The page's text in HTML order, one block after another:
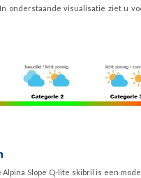
In onderstaande visualisatie ziet u
Alpina Slope Q-lite skibril is een